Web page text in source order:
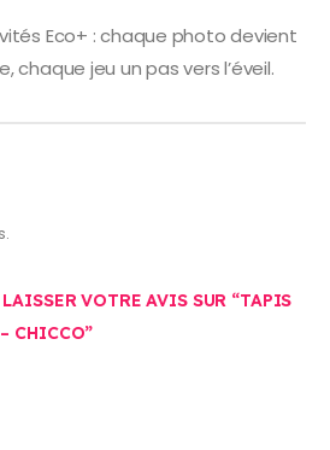
Eco+ : chaque photo devient
chaque jeu un pas vers l’éveil.
VOTRE AVIS SUR “TAPIS
CHICCO”